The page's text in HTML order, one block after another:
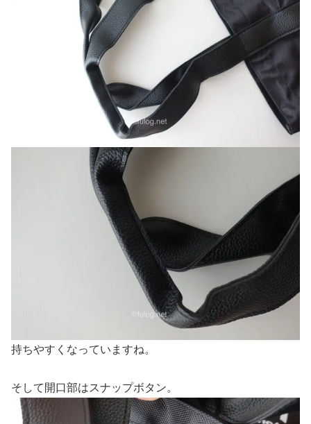
持ちやすくなっていますね。
そして開口部はスナップボタン。